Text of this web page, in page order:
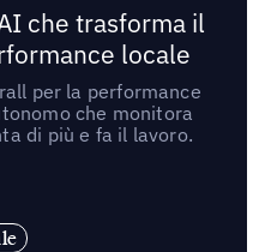
che trasforma il
locale
per la performance
che monitora
di più e fa il lavoro.